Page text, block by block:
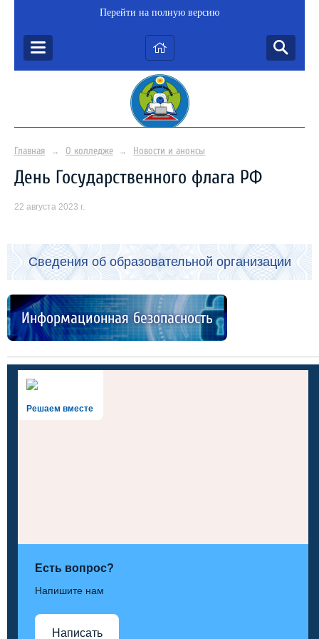
Перейти на полную версию
Главная → О колледже → Новости и анонсы
День Государственного флага РФ
22 августа 2023 г.
Сведения об образовательной организации
Информационная безопасность
Решаем вместе
Есть вопрос?
Напишите нам
Написать